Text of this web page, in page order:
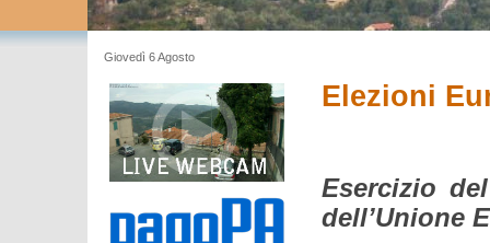
Giovedì 6 Agosto
Elezioni
Esercizio
dell’Unione